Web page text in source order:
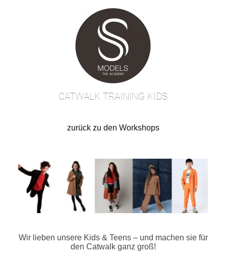
CATWALK TRAINING KIDS
zurück zu den Workshops
Wir lieben unsere Kids & Teens – und machen sie für
den Catwalk ganz groß!